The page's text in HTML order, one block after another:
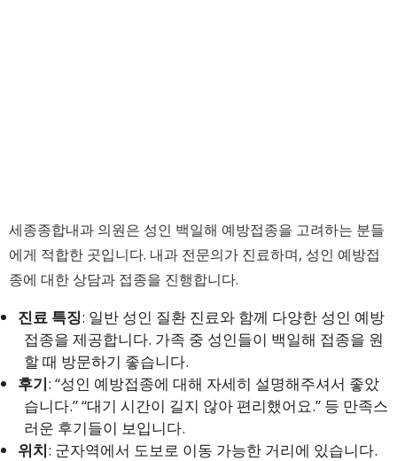
세종종합내과 의원은 성인 백일해 예방접종을 고려하는 분들
에게 적합한 곳입니다. 내과 전문의가 진료하며, 성인 예방접
종에 대한 상담과 접종을 진행합니다.
진료 특징: 일반 성인 질환 진료와 함께 다양한 성인 예방
접종을 제공합니다. 가족 중 성인들이 백일해 접종을 원
할 때 방문하기 좋습니다.
후기: “성인 예방접종에 대해 자세히 설명해주셔서 좋았
습니다.” “대기 시간이 길지 않아 편리했어요.” 등 만족스
러운 후기들이 보입니다.
위치: 군자역에서 도보로 이동 가능한 거리에 있습니다.